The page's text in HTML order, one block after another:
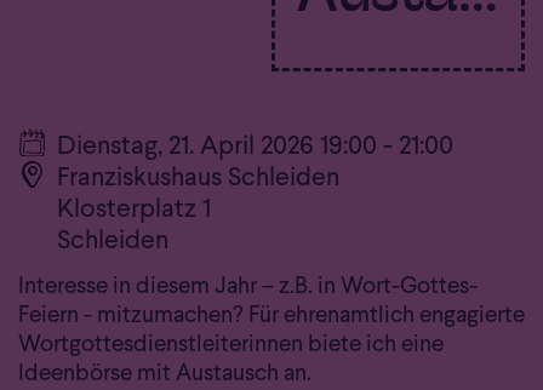
Datum:Dienstag, 21. April 2026 19:00 - 21:00
Ort:Franziskushaus Schleiden
Klosterplatz 1
Schleiden
Interesse in diesem Jahr – z.B. in Wort-Gottes-
Feiern - mitzumachen? Für ehrenamtlich engagierte
Wortgottesdienstleiterinnen biete ich eine
Ideenbörse mit Austausch an.